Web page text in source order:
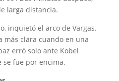
larga distancia.
inquietó el arco de Vargas.
más clara cuando en una
erró solo ante Kobel
se fue por encima.